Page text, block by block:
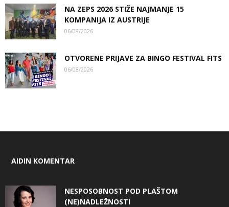
NA ZEPS 2026 STIŽE NAJMANJE 15
KOMPANIJA IZ AUSTRIJE
06/08/2026
OTVORENE PRIJAVE ZA BINGO FESTIVAL FITS
06/08/2026
AIDIN KOMENTAR
NESPOSOBNOST POD PLAŠTOM
(NE)NADLEŽNOSTI